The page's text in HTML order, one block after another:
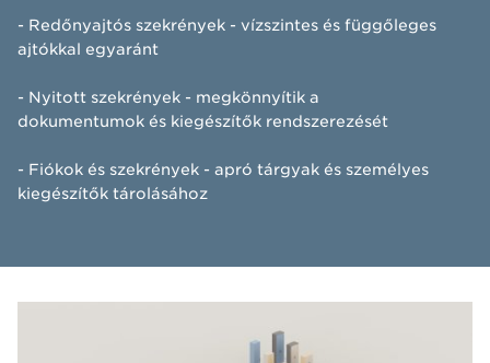
- Redőnyajtós szekrények - vízszintes és függőleges
ajtókkal egyaránt​
- Nyitott szekrények - megkönnyítik a
dokumentumok és kiegészítők rendszerezését
- Fiókok és szekrények - apró tárgyak és személyes
kiegészítők tárolásához​